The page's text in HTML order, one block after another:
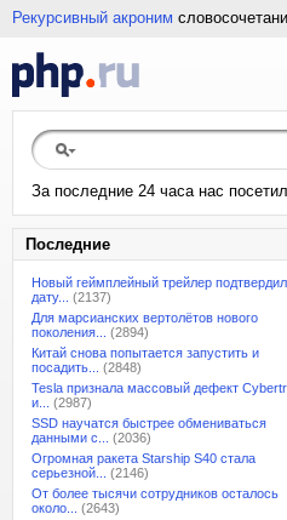
Рекурсивный акроним
За последние 24 часа нас
Последние
Новый геймплейный трейлер подтвердил
дату...
(2137)
Для марсианских вертолётов нового
поколения...
(2894)
Китай снова попытается запустить и
посадить...
(2848)
Tesla признала массовый дефект
и...
(2987)
SSD научатся быстрее обмениваться
данными с...
(2036)
Огромная ракета Starship S40 стала
серьезной...
(2146)
От более тысячи сотрудников осталось
около...
(2643)